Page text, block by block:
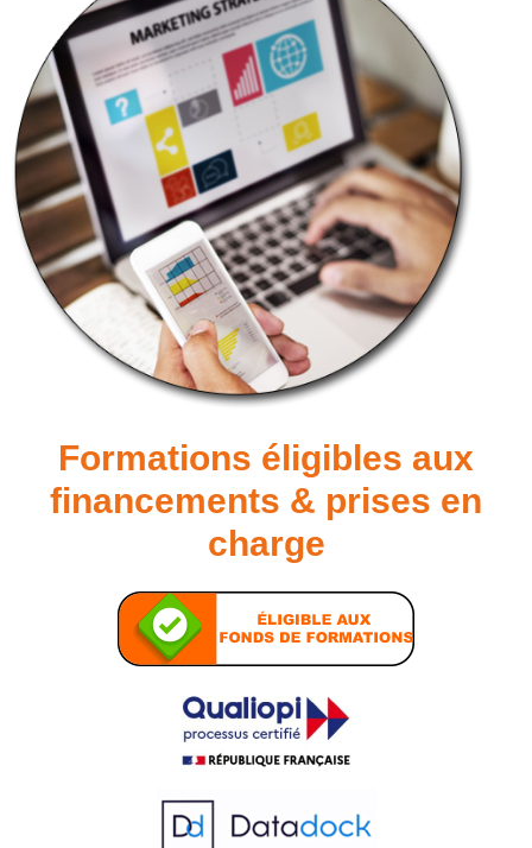
Formations éligibles aux
financements & prises en
charge